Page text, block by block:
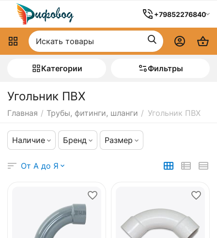
+79852276840
Категории Фильтры
Угольник ПВХ
Главная / Трубы, фитинги, шланги / Угольник ПВХ
Наличие Бренд Размер
От А до Я